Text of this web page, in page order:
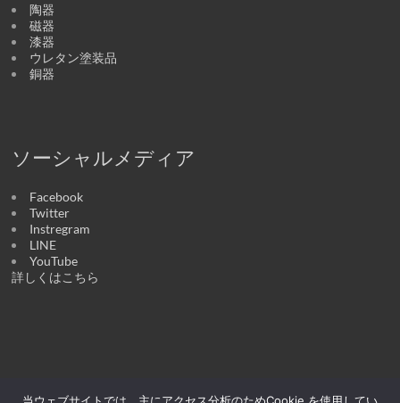
陶器
磁器
漆器
ウレタン塗装品
銅器
ソーシャルメディア
Facebook
Twitter
Instregram
LINE
YouTube
詳しくはこちら